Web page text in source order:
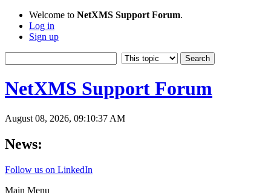
Welcome to NetXMS Support Forum.
Log in
Sign up
NetXMS Support Forum
August 08, 2026, 09:10:37 AM
News:
Follow us on LinkedIn
Main Menu